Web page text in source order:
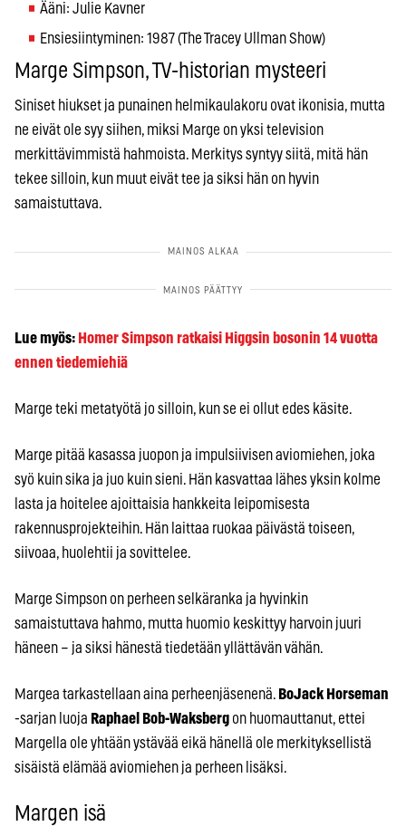
Ääni: Julie Kavner
Ensiesiintyminen: 1987 (The Tracey Ullman Show)
Marge Simpson, TV-historian mysteeri
Siniset hiukset ja punainen helmikaulakoru ovat ikonisia, mutta
ne eivät ole syy siihen, miksi Marge on yksi television
merkittävimmistä hahmoista. Merkitys syntyy siitä, mitä hän
tekee silloin, kun muut eivät tee ja siksi hän on hyvin
samaistuttava.
Lue myös: Homer Simpson ratkaisi Higgsin bosonin 14 vuotta
ennen tiedemiehiä
Marge teki metatyötä jo silloin, kun se ei ollut edes käsite.
Marge pitää kasassa juopon ja impulsiivisen aviomiehen, joka
syö kuin sika ja juo kuin sieni. Hän kasvattaa lähes yksin kolme
lasta ja hoitelee ajoittaisia hankkeita leipomisesta
rakennusprojekteihin. Hän laittaa ruokaa päivästä toiseen,
siivoaa, huolehtii ja sovittelee.
Marge Simpson on perheen selkäranka ja hyvinkin
samaistuttava hahmo, mutta huomio keskittyy harvoin juuri
häneen – ja siksi hänestä tiedetään yllättävän vähän.
Margea tarkastellaan aina perheenjäsenenä. BoJack Horseman
-sarjan luoja Raphael Bob-Waksberg on huomauttanut, ettei
Margella ole yhtään ystävää eikä hänellä ole merkityksellistä
sisäistä elämää aviomiehen ja perheen lisäksi.
Margen isä